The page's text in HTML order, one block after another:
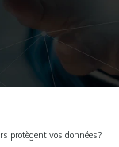
protègent vos données?